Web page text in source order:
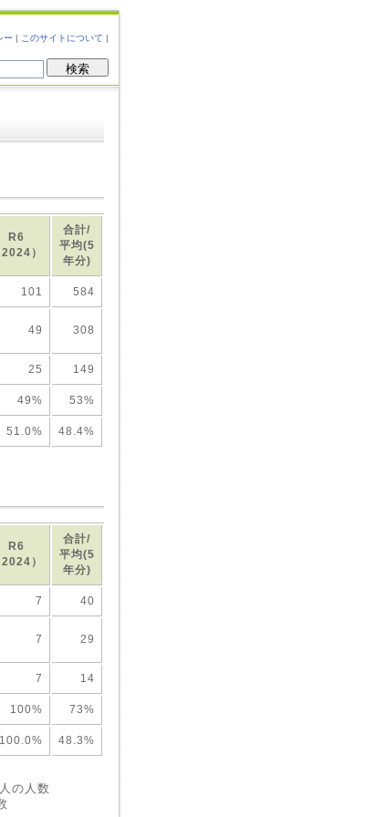
ー | このサイトについて |
R6
2024）
合計/
平均(5
年分)
101 584
49 308
25 149
49% 53%
51.0% 48.4%
R6
2024）
合計/
平均(5
年分)
7 40
7 29
7 14
100% 73%
100.0% 48.3%
の人数